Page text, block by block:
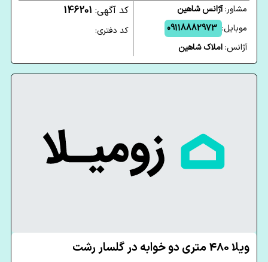
مشاور:آژانس شاهین
موبایل: 09118882973
آژانس:املاک شاهین
کد آگهی: 146201
کد دفتری:
ویلا 480 متری دو خوابه در گلسار رشت